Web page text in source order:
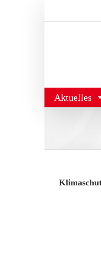
Aktuelles